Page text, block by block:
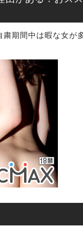
粛期間中は暇な女が